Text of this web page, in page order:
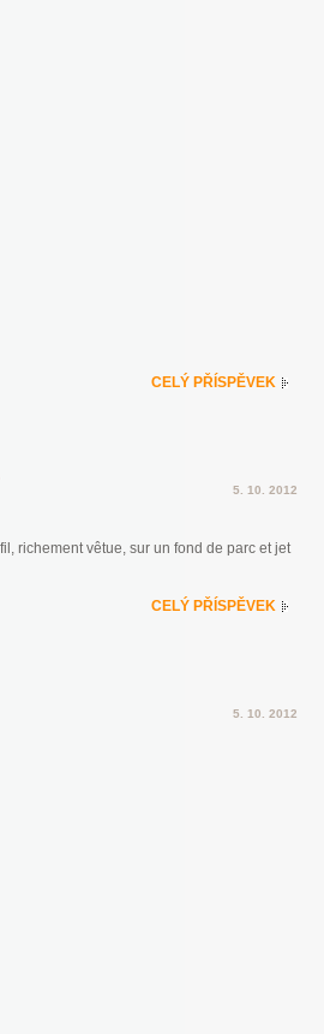
CELÝ PŘÍSPĚVEK
5. 10. 2012
CELÝ PŘÍSPĚVEK
5. 10. 2012